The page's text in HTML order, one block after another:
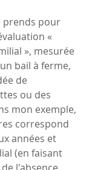
prends pour
«
», mesurée
bail à ferme,
de
ou des
mon exemple,
correspond
années et
(en faisant